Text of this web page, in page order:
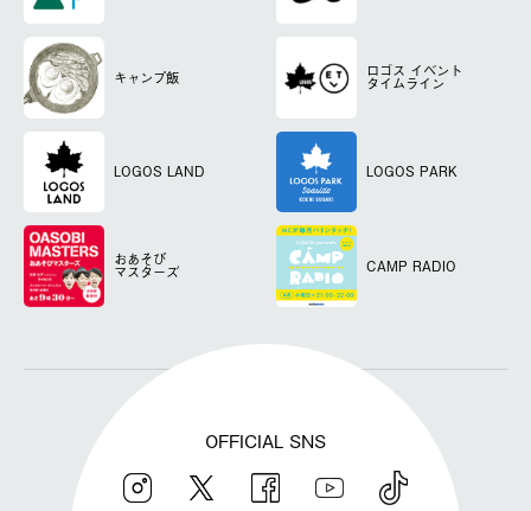
キャンプ飯 ロゴス イベント
タイムライン
LOGOS LAND LOGOS PARK
おあそび
マスターズ CAMP RADIO
OFFICIAL SNS